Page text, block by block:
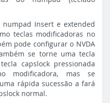
numpad Insert e extended
teclas modificadoras no
pode configurar o NVDA
se torne uma tecla
capslock pressionada
modificadora, mas se
rápida sucessão a fará
normal.